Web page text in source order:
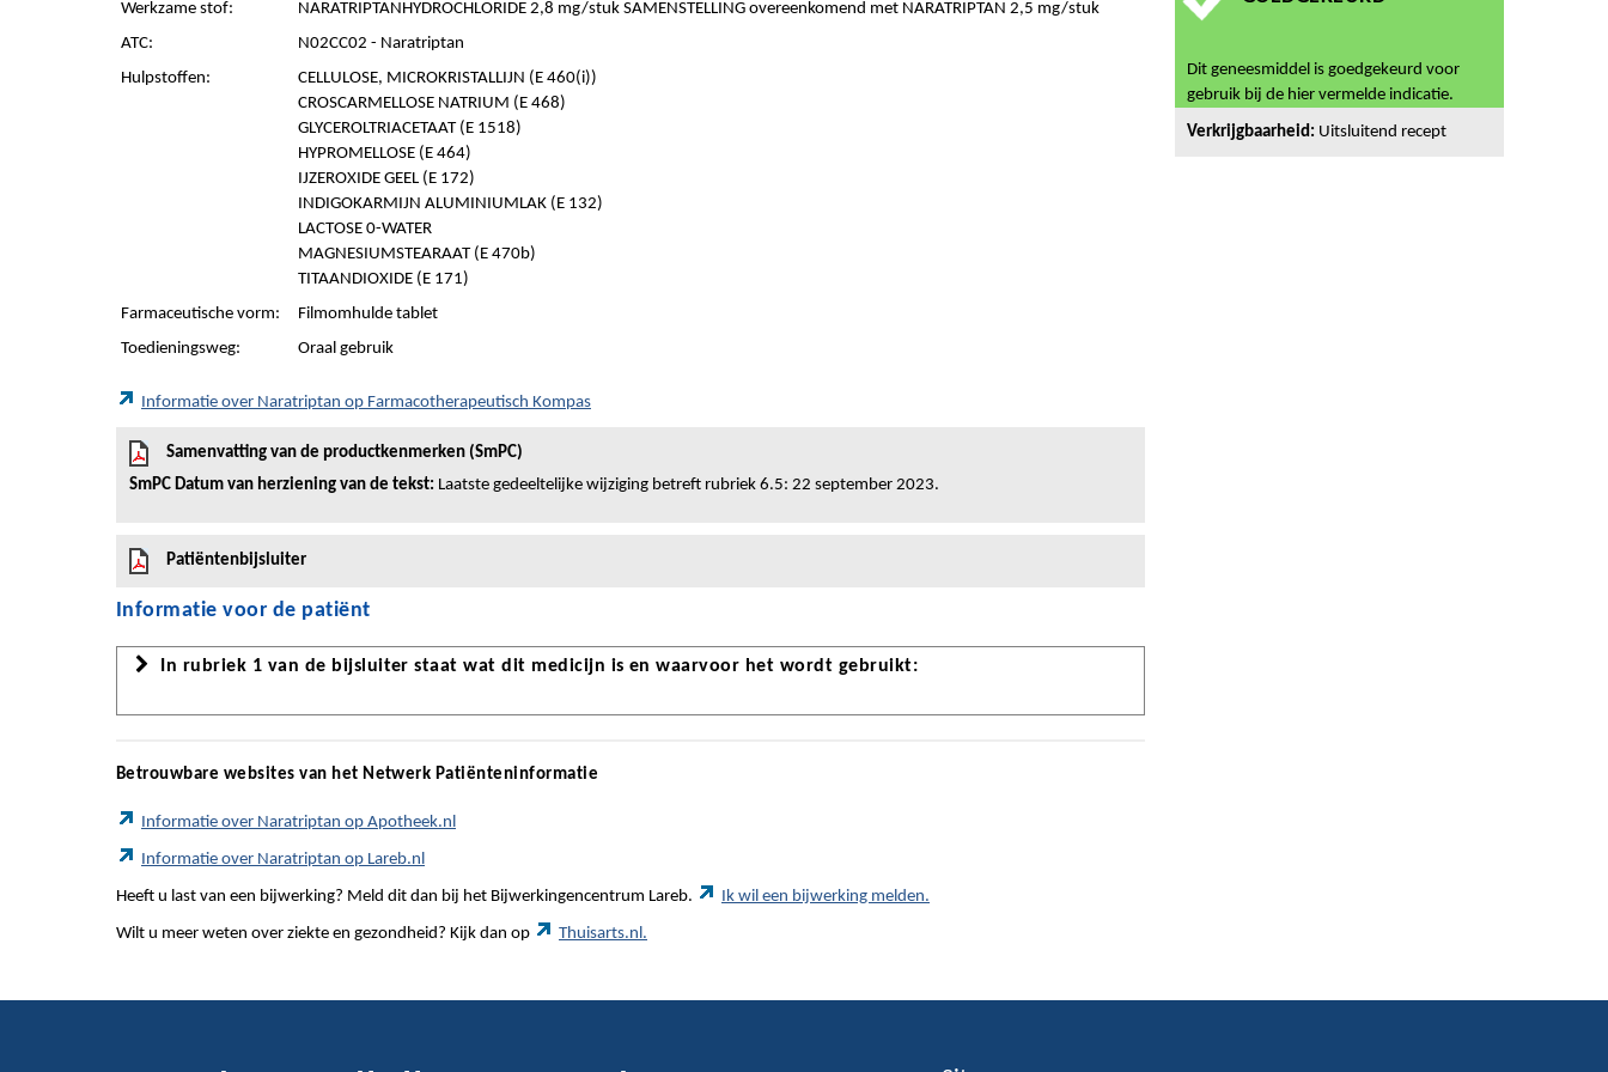
Werkzame stof:
NARATRIPTANHYDROCHLORIDE 2,8 mg/stuk SAMENSTELLING overeenkomend met NARATRIPTAN 2,5 mg/stuk
ATC:
N02CC02 - Naratriptan
Hulpstoffen:
CELLULOSE, MICROKRISTALLIJN (E 460(i))
CROSCARMELLOSE NATRIUM (E 468)
GLYCEROLTRIACETAAT (E 1518)
HYPROMELLOSE (E 464)
IJZEROXIDE GEEL (E 172)
INDIGOKARMIJN ALUMINIUMLAK (E 132)
LACTOSE 0-WATER
MAGNESIUMSTEARAAT (E 470b)
TITAANDIOXIDE (E 171)
Farmaceutische vorm:
Filmomhulde tablet
Toedieningsweg:
Oraal gebruik
Informatie over Naratriptan op Farmacotherapeutisch Kompas
Samenvatting van de productkenmerken (SmPC)
SmPC Datum van herziening van de tekst: Laatste gedeeltelijke wijziging betreft rubriek 6.5: 22 september 2023.
Patiëntenbijsluiter
Informatie voor de patiënt
In rubriek 1 van de bijsluiter staat wat dit medicijn is en waarvoor het wordt gebruikt:
Betrouwbare websites van het Netwerk Patiënteninformatie
Informatie over Naratriptan op Apotheek.nl
Informatie over Naratriptan op Lareb.nl
Heeft u last van een bijwerking? Meld dit dan bij het Bijwerkingencentrum Lareb. Ik wil een bijwerking melden.
Wilt u meer weten over ziekte en gezondheid? Kijk dan op Thuisarts.nl.
Dit geneesmiddel is goedgekeurd voor
gebruik bij de hier vermelde indicatie.
Verkrijgbaarheid: Uitsluitend recept